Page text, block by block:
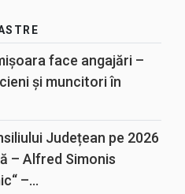
face angajări –
și muncitori în
Județean pe 2026
– Alfred Simonis
–...